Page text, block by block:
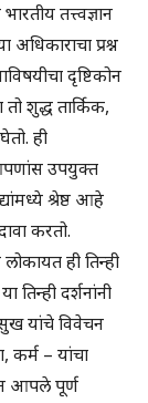
तत्त्वज्ञान
प्रश्न
दृष्टिकोन
शुद्ध तार्किक,
ही
आपणांस उपयुक्त
श्रेष्ठ आहे
करतो.
ही तिन्ही
दर्शनांनी
सुख यांचे विवेचन
कर्म – यांचा
आपले पूर्ण